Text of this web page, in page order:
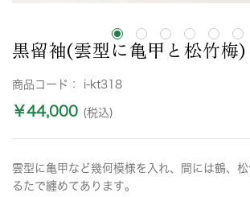
黒留袖(雲型に亀甲と松竹梅)
商品コード： i-kt318
￥44,000 (税込)
雲型に亀甲など幾何模様を入れ、間には鶴、
るたで纏めてあります。